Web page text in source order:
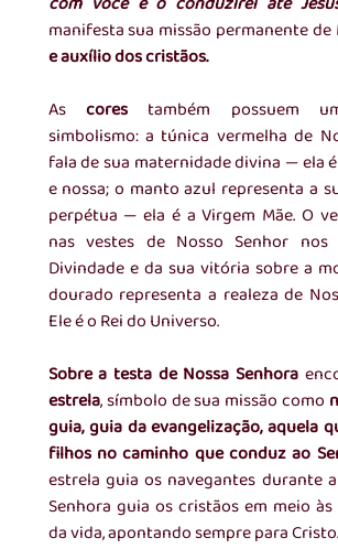
manifesta sua missão permanente de
e auxílio dos cristãos.
As cores também possuem
simbolismo: a túnica vermelha de
fala de sua maternidade divina — ela
e nossa; o manto azul representa a
perpétua — ela é a Virgem Mãe. O
nas vestes de Nosso Senhor
Divindade e da sua vitória sobre a
dourado representa a realeza de
Ele é o Rei do Universo.
Sobre a testa de Nossa Senhora
estrela, símbolo de sua missão como
guia, guia da evangelização, aquela
filhos no caminho que conduz ao
estrela guia os navegantes durante
Senhora guia os cristãos em meio
da vida, apontando sempre para Cristo.